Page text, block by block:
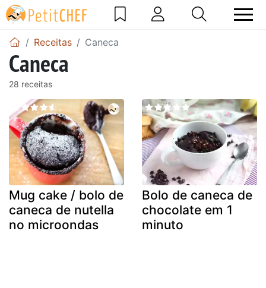
Receitas Caneca
Caneca
28 receitas
Mug cake / bolo de
caneca de nutella
no microondas
Bolo de caneca de
chocolate em 1
minuto